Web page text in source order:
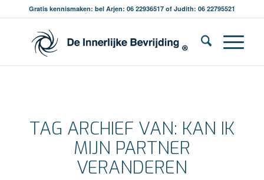
Gratis kennismaken: bel Arjen: 06 22936517 of Judith: 06 22795521
TAG ARCHIEF VAN: KAN IK
MIJN PARTNER
VERANDEREN